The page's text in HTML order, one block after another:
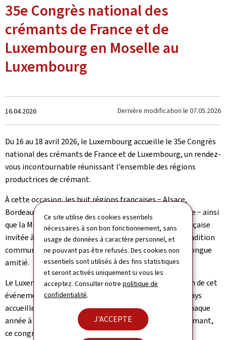
Ce site utilise des cookies essentiels
nécessaires à son bon fonctionnement, sans
usage de données à caractère personnel, et
ne pouvant pas être refusés. Des cookies non
essentiels sont utilisés à des fins statistiques
et seront activés uniquement si vous les
acceptez. Consulter notrepolitique de
confidentialité.
J'ACCEPTE
35e Congrès national des
crémants de France et de
Luxembourg en Moselle au
Luxembourg
Crée
le
16.04.2026 Dernière modification le 07.05.2026
Du 16 au 18 avril 2026, le Luxembourg accueille le 35e Congrès
national des crémants de France et de Luxembourg, un rendez-
vous incontournable réunissant l'ensemble des régions
productrices de crémant.
À cette occasion, les huit régions françaises − Alsace,
Bordeaux, Bourgogne, Die, Jura, Limoux, Loire et Savoie − ainsi
que la Moselle luxembourgeoise, seule région non française
invitée à participer, se retrouvent pour célébrer une tradition
commune fondée sur la qualité, le savoir-faire et une longue
amitié.
Le Luxembourg n'en est pas à sa première organisation de cet
événement d'envergure : après 1997, 2005 et 2013, le pays
accueille le congrès pour la quatrième fois. Organisé chaque
année à tour de rôle dans les différentes régions de crémant,
ce congrès favorise les échanges entre producteurs et